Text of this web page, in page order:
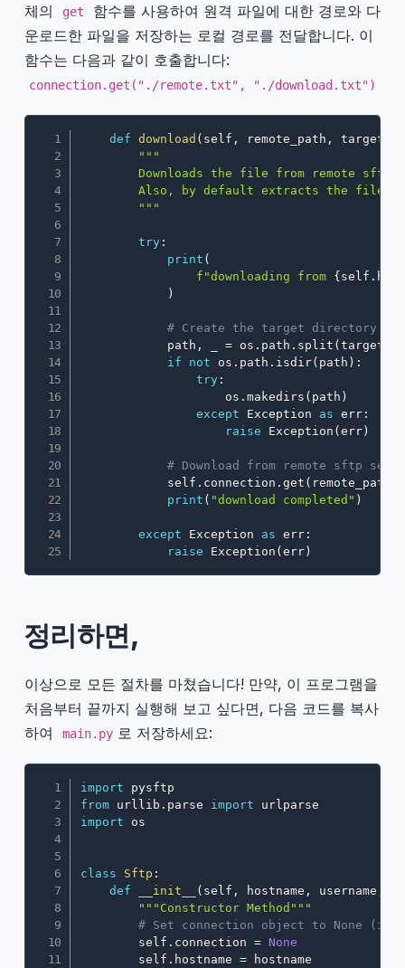
체의
get
함수를 사용하여 원격 파일에 대한 경로와 다
운로드한 파일을 저장하는 로컬 경로를 전달합니다. 이
함수는 다음과 같이 호출합니다:
connection.get("./remote.txt", "./download.txt")
def download ( self , remote_path ,
"""
Downloads the file from remote sftp
Also, by default extracts the file
        """
try:
print (
f"downloading from { self .
)
# Create the target directory
            path
, = os . path . split (
if
not os . path . isdir( path ) :
try:
                    os
. makedirs ( path )
except Exception as err:
raise Exception ( err)
# Download from remote sftp
            self
. connection . get ( remote_path
print ( "download completed" )
except Exception as err:
raise Exception ( err)
정리하면,
이상으로 모든 절차를 마쳤습니다! 만약, 이 프로그램을
처음부터 끝까지 실행해 보고 싶다면, 다음 코드를 복사
하여
main.py 로 저장하세요:
import
from urllib . parse import
import os
class Sftp :
def
__init__ ( self , hostname , username
"""Constructor Method"""
# Set connection object to None
        self
. connection = None
        self
. hostname = hostname